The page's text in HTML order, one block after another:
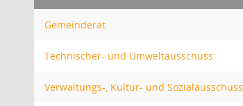
Gemeinderat
Technischer- und Umweltausschuss
Verwaltungs-, Kultur- und Sozialausschuss